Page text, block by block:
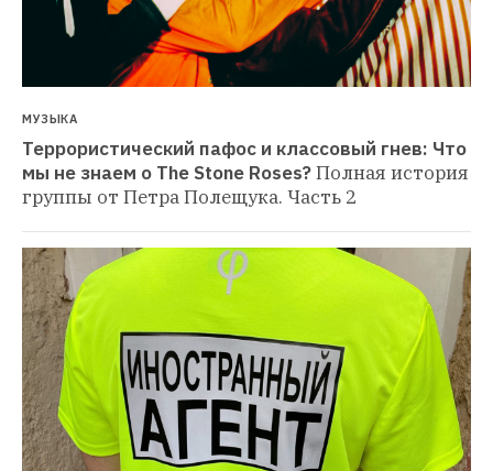
МУЗЫКА
Террористический пафос и классовый гнев: Что
мы не знаем о The Stone Roses?Полная история
группы от Петра Полещука. Часть 2